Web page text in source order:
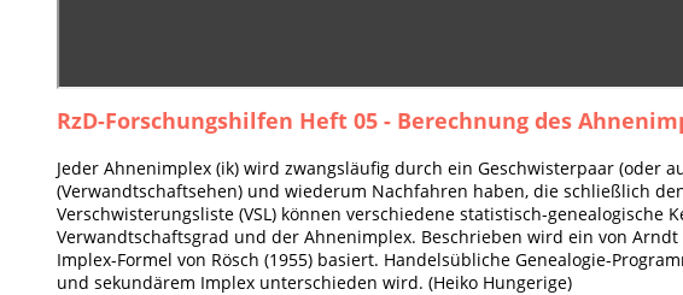
RzD-Forschungshilfen Heft 05 - Berechnung des
Jeder Ahnenimplex (ik) wird zwangsläufig durch ein Geschwisterpaar
(Verwandtschaftsehen) und wiederum Nachfahren haben, die schließlich
Verschwisterungsliste (VSL) können verschiedene statistisch-
Verwandtschaftsgrad und der Ahnenimplex. Beschrieben wird ein von
Implex-Formel von Rösch (1955) basiert. Handelsübliche Genealogie-
und sekundärem Implex unterschieden wird. (Heiko Hungerige)